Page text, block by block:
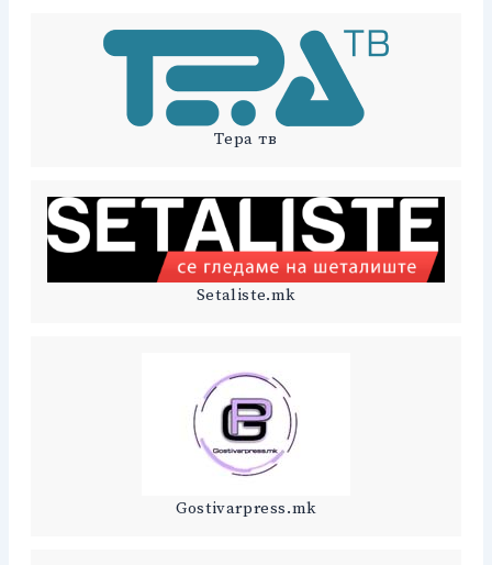
Тера тв
Setaliste.mk
Gostivarpress.mk